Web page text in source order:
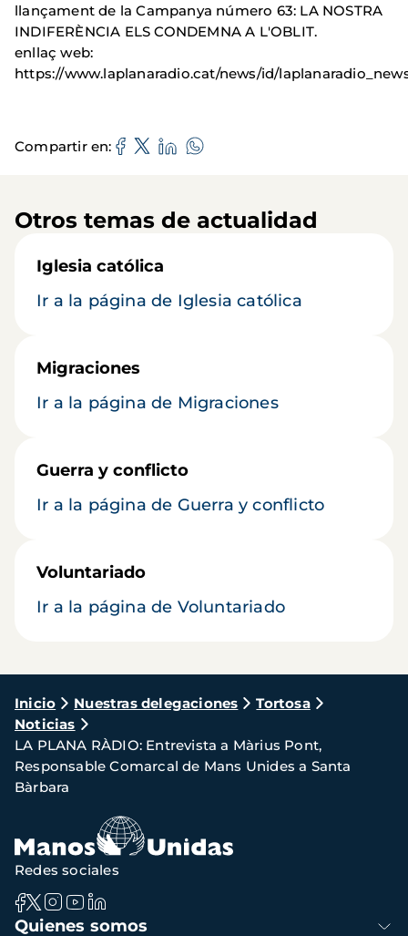
llançament de la Campanya número 63: LA NOSTRA
INDIFERÈNCIA ELS CONDEMNA A L'OBLIT.
enllaç web:
https://www.laplanaradio.cat/news/id/
Compartir en
Otros temas de actualidad
Iglesia católica
Ir a la página de Iglesia católica
Migraciones
Ir a la página de Migraciones
Guerra y conflicto
Ir a la página de Guerra y conflicto
Voluntariado
Ir a la página de Voluntariado
Ruta
de
navegación
Inicio Nuestras delegaciones
Tortosa
Noticias
LA PLANA RÀDIO: Entrevista a Màrius Pont,
Responsable Comarcal de Mans Unides a Santa
Bàrbara
Navegación
Quienes somos
Redes sociales